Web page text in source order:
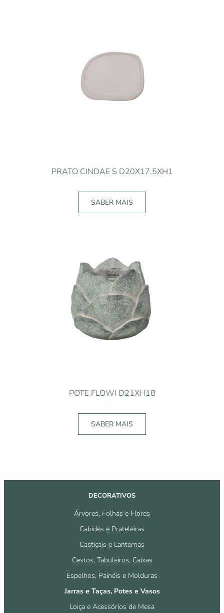
PRATO CINDAE S D20X17.5XH1
SABER MAIS
POTE FLOWI D21XH18
SABER MAIS
DECORATIVOS
Árvores, Folhas e Flores
Cabides e Prateleiras
Castiçais e Lanternas
Cestos, Tabuleiros, Caixas
Espelhos, Painéis e Molduras
Jarras e Taças, Potes e Vasos
Loiça e Acessórios de Mesa